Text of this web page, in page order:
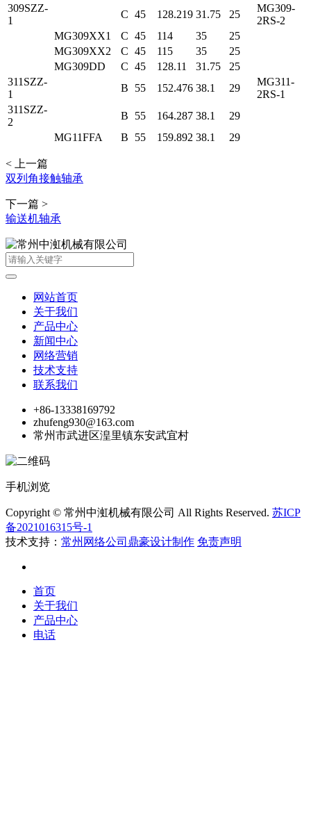
309SZZ-
1
C 45 128.219 31.75 25
MG309-
2RS-2
MG309XX1
C 45 114 35
25
MG309XX2
C 45 115 35
25
MG309DD
C 45 128.11 31.75
25
311SZZ-
1
B 55 152.476 38.1 29
MG311-
2RS-1
311SZZ-
2
B 55 164.287 38.1
29
MG11FFA
B 55 159.892 38.1 29
< 上一篇
双列角接触轴承
下一篇 >
输送机轴承
网站首页
关于我们
产品中心
新闻中心
网络营销
技术支持
联系我们
+86-13338169792
zhufeng930@163.com
常州市武进区湟里镇东安武宜村
手机浏览
Copyright © 常州中渱机械有限公司 All Rights Reserved. 苏ICP
备2021016315号-1
技术支持： 常州网络公司鼎豪设计制作 免责声明
首页
关于我们
产品中心
电话